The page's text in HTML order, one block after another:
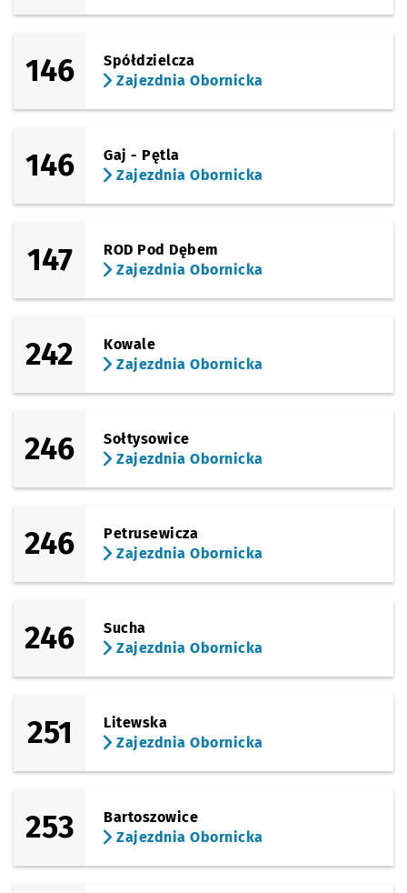
146
Spółdzielcza
Zajezdnia Obornicka
146
Gaj - Pętla
Zajezdnia Obornicka
147
ROD Pod Dębem
Zajezdnia Obornicka
242
Kowale
Zajezdnia Obornicka
246
Sołtysowice
Zajezdnia Obornicka
246
Petrusewicza
Zajezdnia Obornicka
246
Sucha
Zajezdnia Obornicka
251
Litewska
Zajezdnia Obornicka
253
Bartoszowice
Zajezdnia Obornicka